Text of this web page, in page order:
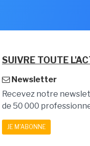
SUIVRE TOUTE
Newsletter
Recevez notre
de 50 000
JE M'ABONNE